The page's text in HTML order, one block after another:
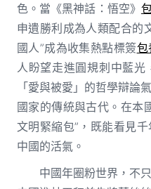
色。當《黑神話：悟空》
申遺勝利成為人類配合的
國人”成為收集熱點標簽包
人盼望走進圓規刺中藍
「愛與被愛」的哲學辯論
國家的傳統與古代。在本
文明緊縮包”，既能看見
中國的活氣。
中國年圈粉世界，不